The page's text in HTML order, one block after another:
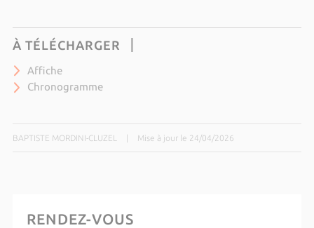
À TÉLÉCHARGER
Affiche
Chronogramme
BAPTISTE MORDINI-CLUZEL Mise à jour le 24/04/2026
RENDEZ-VOUS